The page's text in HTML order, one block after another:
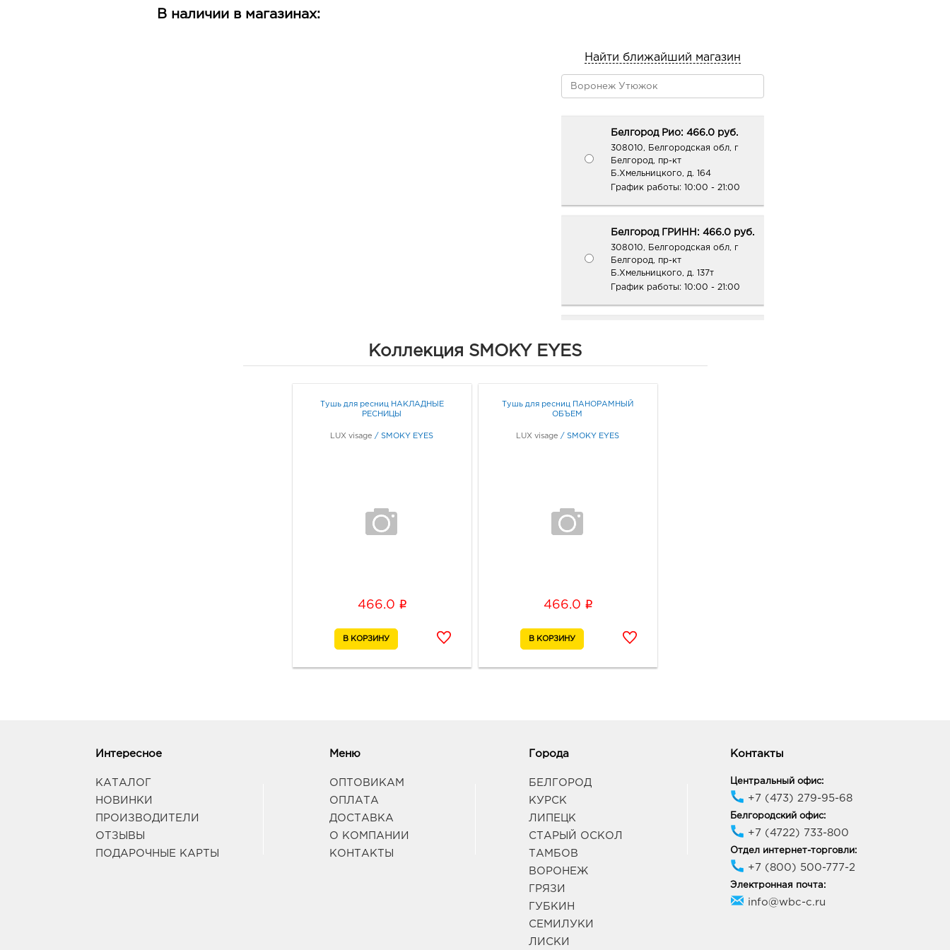
В наличии в магазинах:
Найти ближайший магазин
Белгород Рио: 466.0 руб.
308010, Белгородская обл, г
Белгород, пр-кт
Б.Хмельницкого, д. 164
График работы: 10:00 - 21:00
Белгород ГРИНН: 466.0 руб.
308010, Белгородская обл, г
Белгород, пр-кт
Б.Хмельницкого, д. 137т
График работы: 10:00 - 21:00
График работы:
Белгород Линия-1: 466.0
308033, Белгородская обл, г
Белгород, ул Королева, д. 9а
10:00 - 21:00
Белгород Конева: 466.0
308036, Белгородская обл, г
9:00 - 18:00
Коллекция SMOKY EYES
Тушь для ресниц НАКЛАДНЫЕ
РЕСНИЦЫ
LUX visage /SMOKY EYES
466.0 i
Тушь для ресниц ПАНОРАМНЫЙ
ОБЪЕМ
LUX visage /SMOKY EYES
466.0 i
Интересное
КАТАЛОГ
НОВИНКИ
ПРОИЗВОДИТЕЛИ
ОТЗЫВЫ
ПОДАРОЧНЫЕ КАРТЫ
Меню
ОПТОВИКАМ
ОПЛАТА
ДОСТАВКА
О КОМПАНИИ
КОНТАКТЫ
Города
БЕЛГОРОД
КУРСК
ЛИПЕЦК
СТАРЫЙ ОСКОЛ
ТАМБОВ
ВОРОНЕЖ
ГРЯЗИ
ГУБКИН
СЕМИЛУКИ
ЛИСКИ
Контакты
Центральный офис:
+7 (473) 279-95-68
Белгородский офис:
+7 (4722) 733-800
Отдел интернет-торговли:
+7 (800) 500-777-2
Электронная почта:
info@wbc-c.ru